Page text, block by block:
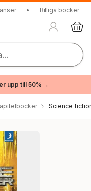
• Billiga böcker
upp till 50% →
Science